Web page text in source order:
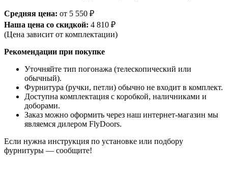
Средняя цена: от 5 550 ₽
Наша цена со скидкой: 4 810 ₽
(Цена зависит от комплектации)
Рекомендации при покупке
Уточняйте тип погонажа (телескопический или
обычный).
Фурнитура (ручки, петли) обычно не входит в комплект.
Доступна комплектация с коробкой, наличниками и
доборами.
Заказ можно оформить через наш интернет-магазин мы
являемся дилером FlyDoors.
Если нужна инструкция по установке или подбору
фурнитуры — сообщите!